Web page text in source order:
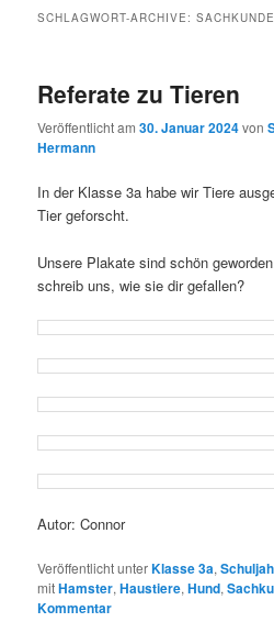
SCHLAGWORT-ARCHIVE:SACHKUNDE
Referate zu Tieren
Veröffentlicht am30. Januar 2024von
Hermann
In der Klasse 3a habe wir Tiere
Tier geforscht.
Unsere Plakate sind schön
schreib uns, wie sie dir gefallen?
Autor: Connor
Veröffentlicht unterKlasse 3a,
mitHamster,Haustiere,Hund,
Kommentar